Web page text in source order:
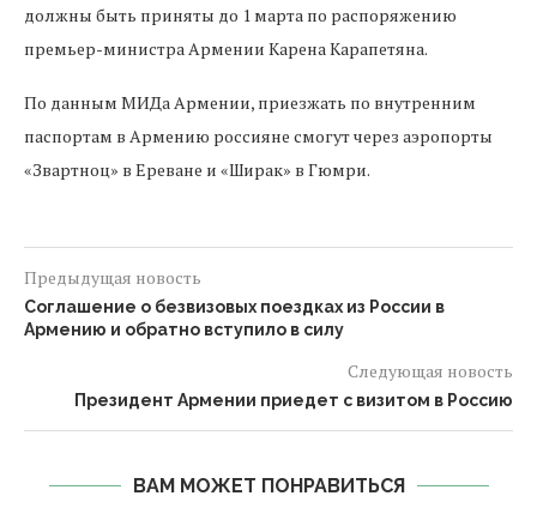
должны быть приняты до 1 марта по распоряжению
премьер-министра Армении Карена Карапетяна.
По данным МИДа Армении, приезжать по внутренним
паспортам в Армению россияне смогут через аэропорты
«Звартноц» в Ереване и «Ширак» в Гюмри.
Предыдущая новость
Соглашение о безвизовых поездках из России в
Армению и обратно вступило в силу
Следующая новость
Президент Армении приедет с визитом в Россию
ВАМ МОЖЕТ ПОНРАВИТЬСЯ